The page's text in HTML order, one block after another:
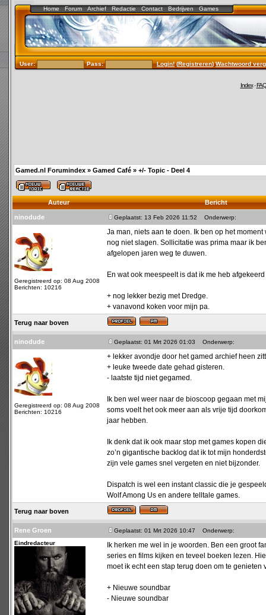
Home Forum Archief Redactie Contact Bedrijven Games
User: Pass: Login!(Registreren)Wachtwoord
Index-FAQ
Gamed.nl Forumindex » Gamed Café » +/- Topic - Deel 4
Auteur Bericht
ninodude Geplaatst: 13 Feb 2026 11:52 Onderwerp:
Geregistreerd op: 08 Aug 2008
Berichten: 10216
Ja man, niets aan te doen. Ik ben op het
nog niet slagen. Sollicitatie was prima maar ik
afgelopen jaren weg te duwen.
En wat ook meespeelt is dat ik me heb
+ nog lekker bezig met Dredge.
+ vanavond koken voor mijn pa.
Terug naar boven
ninodude Geplaatst: 01 Mrt 2026 01:03 Onderwerp:
Geregistreerd op: 08 Aug 2008
Berichten: 10216
+ lekker avondje door het gamed archief heen
+ leuke tweede date gehad gisteren.
- laatste tijd niet gegamed.
Ik ben wel weer naar de bioscoop gegaan met
soms voelt het ook meer aan als vrije tijd
jaar hebben.
Ik denk dat ik ook maar stop met games kopen
zo’n gigantische backlog dat ik tot mijn
zijn vele games snel vergeten en niet bijzonder.
Dispatch is wel een instant classic die je
Wolf Among Us en andere telltale games.
Terug naar boven
Rene Groen Geplaatst: 01 Mrt 2026 10:47
Onderwerp:
Eindredacteur
Ik herken me wel in je woorden. Ben een groot
series en films kijken en teveel boeken lezen.
moet ik echt een stap terug doen om te
+ Nieuwe soundbar
- Nieuwe soundbar